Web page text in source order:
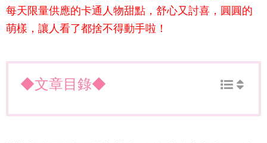
每天限量供應的卡通人物甜點，舒心又討喜，圓圓的
萌樣，讓人看了都捨不得動手啦！
◆文章目錄◆